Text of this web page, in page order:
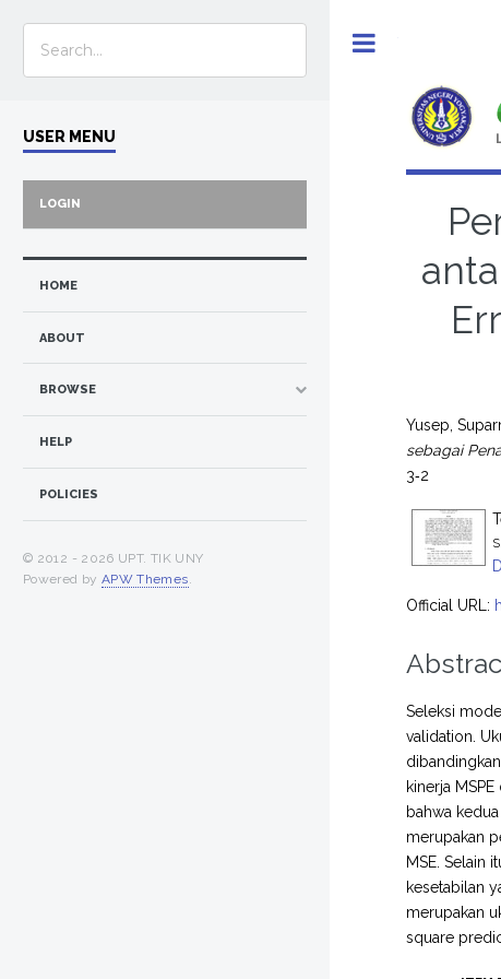
Yusep,
sebagai
3‐2
Official URL:
Seleksi
validation.
kinerja
bahwa
merupakan
MSE. Selain
kesetabilan
merupakan
square
USER MENU
LOGIN
HOME
ABOUT
BROWSE
HELP
POLICIES
© 2012 - 2026 UPT. TIK UNY
Powered by APW Themes